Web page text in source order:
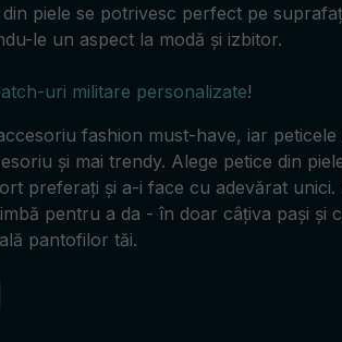
piele se potrivesc perfect pe
le un aspect la modă și izbitor.
uri militare personalizate!
fashion must-have, iar
și mai trendy. Alege petice din
preferați și a-i face cu adevărat unici.
pentru a da - în doar câțiva pași și
pantofilor tăi.